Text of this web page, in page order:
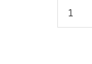
quantité